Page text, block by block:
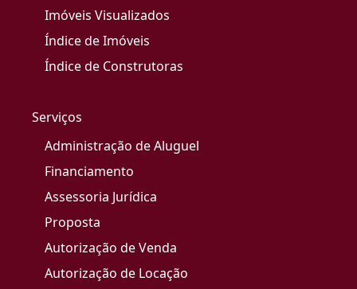
Imóveis Visualizados
Índice de Imóveis
Índice de Construtoras
Serviços
Administração de Aluguel
Financiamento
Assessoria Jurídica
Proposta
Autorização de Venda
Autorização de Locação